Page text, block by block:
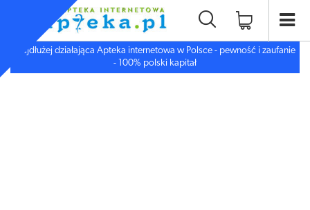
Najdłużej działająca Apteka internetowa w Polsce - pewność i zaufanie
- 100% polski kapitał